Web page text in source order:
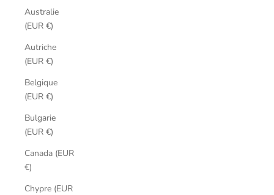
Australie
(EUR €)
Autriche
(EUR €)
Belgique
(EUR €)
Bulgarie
(EUR €)
Canada (EUR
€)
Chypre (EUR